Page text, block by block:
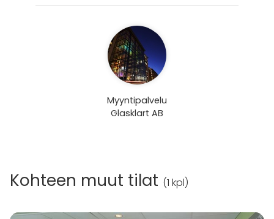
Myyntipalvelu
Glasklart AB
Kohteen muut tilat (1 kpl)